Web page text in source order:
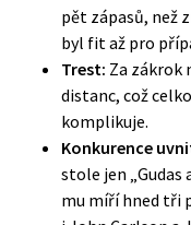
pět zápasů, než
byl fit až pro
Trest: Za zákrok
distanc, což
komplikuje.
Konkurence
stole jen „Gudas
mu míří hned tři